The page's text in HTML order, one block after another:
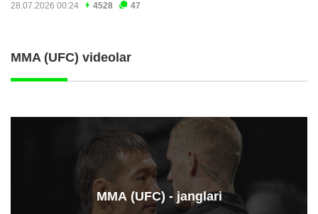
28.07.2026 00:24 4528 47
MMA (UFC) videolar
ММА (UFC) - janglari